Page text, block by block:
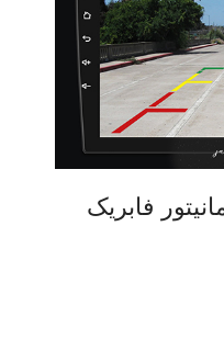
فابریک